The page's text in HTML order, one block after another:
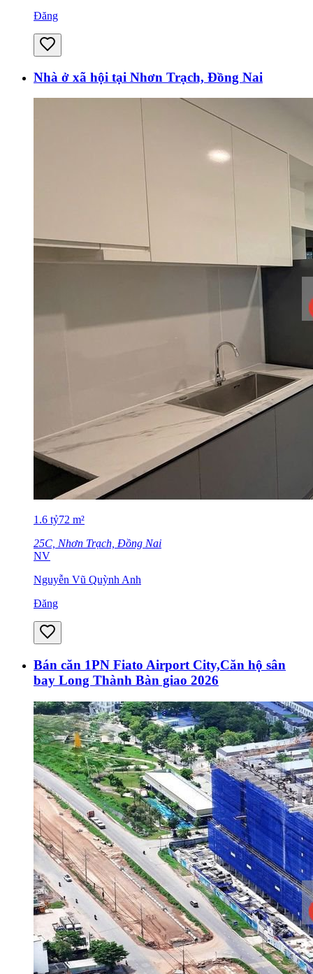
Đăng
Nhà ở xã hội tại Nhơn Trạch, Đồng Nai
1.6 tỷ72 m²
25C, Nhơn Trạch, Đồng Nai
NV
Nguyễn Vũ Quỳnh Anh
Đăng
Bán căn 1PN Fiato Airport City,Căn hộ sân
bay Long Thành Bàn giao 2026